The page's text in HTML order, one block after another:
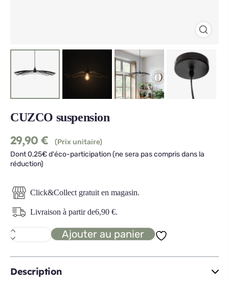
CUZCO suspension
29,90 €
(Prix unitaire)
Dont 0,25€ d'éco-participation (ne sera pas compris dans la
réduction)
Click&Collect gratuit en magasin.
Livraison à partir de6,90 €.
quantité
de
suspension
Ajouter au panier
Description